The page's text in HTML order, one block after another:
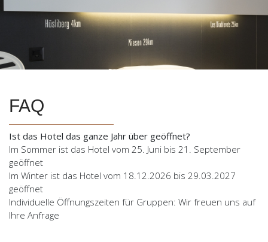
FAQ
Ist das Hotel das ganze Jahr über geöffnet?
Im Sommer ist das Hotel vom 25. Juni bis 21. September
geöffnet
Im Winter ist das Hotel vom 18.12.2026 bis 29.03.2027
geöffnet
Individuelle Öffnungszeiten für Gruppen: Wir freuen uns auf
Ihre Anfrage